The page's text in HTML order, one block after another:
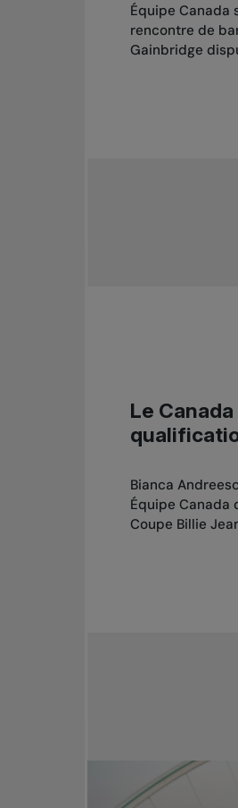
Équipe Canada
rencontre de
Gainbridge
Le
Bianca
Équipe Canada
Coupe Billie